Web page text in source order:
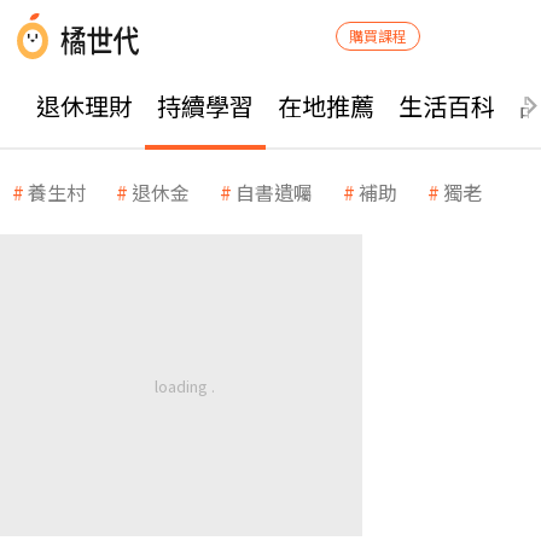
購買課程
退休理財 持續學習 在地推薦 生活百科
養生村 退休金 自書遺囑 補助 獨老